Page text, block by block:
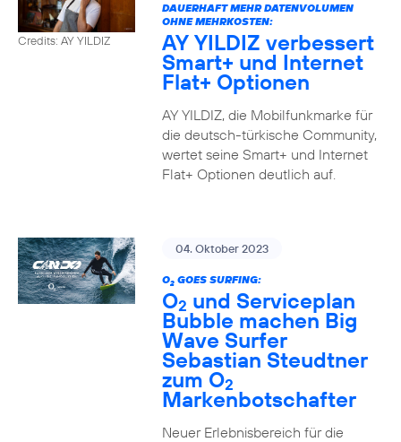
Credits: AY YILDIZ
DAUERHAFT MEHR DATENVOLUMEN
OHNE MEHRKOSTEN:
AY YILDIZ verbessert
Smart+ und Internet
Flat+ Optionen
AY YILDIZ, die Mobilfunkmarke für
die deutsch-türkische Community,
wertet seine Smart+ und Internet
Flat+ Optionen deutlich auf.
04. Oktober 2023
O2GOES SURFING:
O2 und Serviceplan
Bubble machen Big
Wave Surfer
Sebastian Steudtner
zum O2
Markenbotschafter
Neuer Erlebnisbereich für die